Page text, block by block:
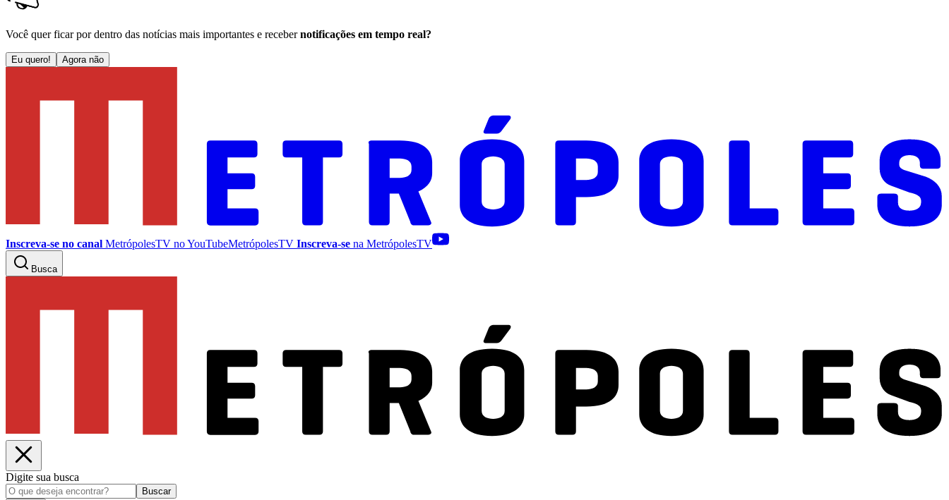
Você quer ficar por dentro das notícias mais importantes e receber notificações em tempo real?
Eu quero! Agora não
Inscreva-se no canal MetrópolesTV noYouTubeMetrópolesTV Inscreva-se na MetrópolesTV
Busca
Digite sua busca
Buscar